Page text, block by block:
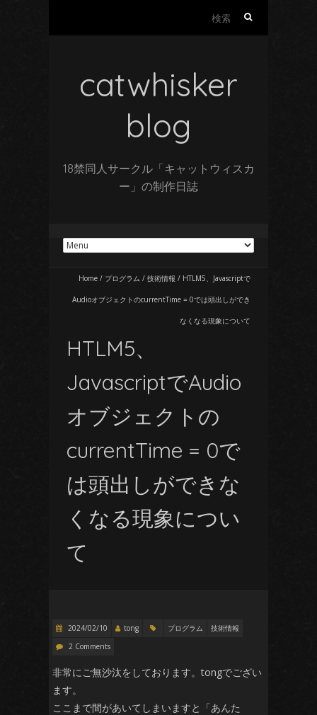
catwhisker
blog
18禁同人サークル「キャットウィスカ
ー」の制作日誌
Home / プログラム / 技術情報 / HTLM5、Javascriptで
AudioオブジェクトのcurrentTime = 0では頭出しができ
なくなる現象について
HTLM5、
JavascriptでAudio
オブジェクトの
currentTime = 0で
は頭出しができな
くなる現象につい
て
2024/02/10 tong プログラム
技術情報
2 Comments
非常にご無沙汰をしております。tongでござい
ます。
ここまで間があいてしまいますと「あんた